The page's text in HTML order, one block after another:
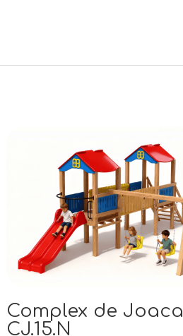
Complex de Joaca
CJ.15.N